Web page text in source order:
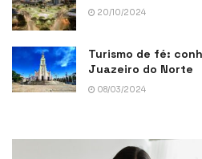
20/10/2024
Turismo de fé:
Juazeiro do Norte
08/03/2024